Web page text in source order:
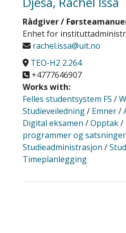
Rådgiver /
Enhet for
rachel.issa@uit.no
TEO-H2 2.264
+4777646907
Works with:
Felles studentsystem FS /
Studieveiledning/ Emner/
Digital eksamen /Opptak/
programmer og satsninger
Studieadministrasjon /
Timeplanlegging